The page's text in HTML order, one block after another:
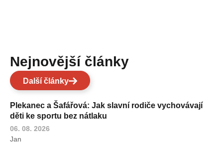
Nejnovější články
Další články
Plekanec a Šafářová: Jak slavní rodiče vychovávají
děti ke sportu bez nátlaku
06. 08. 2026
Jan